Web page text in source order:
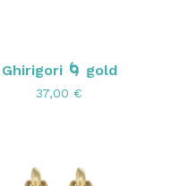
Ghirigori 🌀 gold
37,00 €